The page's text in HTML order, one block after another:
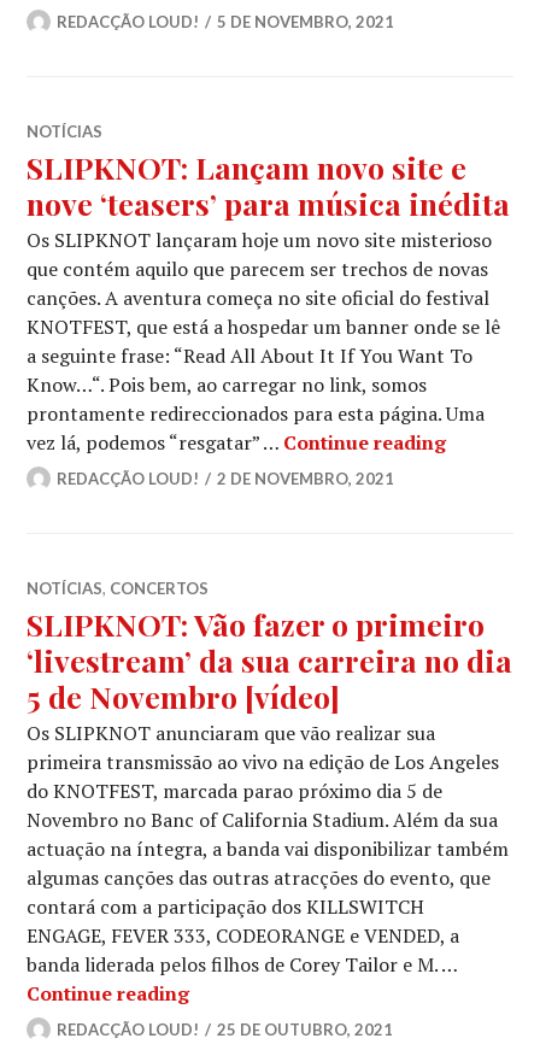
REDACÇÃO LOUD! 5 DE NOVEMBRO, 2021
NOTÍCIAS
SLIPKNOT: Lançam novo site e
nove ‘teasers’ para música inédita
Os SLIPKNOT lançaram hoje um novo site misterioso
que contém aquilo que parecem ser trechos de novas
canções. A aventura começa no site oficial do festival
KNOTFEST, que está a hospedar um banner onde se lê
a seguinte frase: “Read All About It If You Want To
Know…“. Pois bem, ao carregar no link, somos
prontamente redireccionados para esta página. Uma
vez lá, podemos “resgatar” … Continue reading
REDACÇÃO LOUD! 2 DE NOVEMBRO, 2021
NOTÍCIAS, CONCERTOS
SLIPKNOT: Vão fazer o primeiro
‘livestream’ da sua carreira no dia
5 de Novembro [vídeo]
Os SLIPKNOT anunciaram que vão realizar sua
primeira transmissão ao vivo na edição de Los Angeles
do KNOTFEST, marcada parao próximo dia 5 de
Novembro no Banc of California Stadium. Além da sua
actuação na íntegra, a banda vai disponibilizar também
algumas canções das outras atracções do evento, que
contará com a participação dos KILLSWITCH
ENGAGE, FEVER 333, CODEORANGE e VENDED, a
banda liderada pelos filhos de Corey Tailor e M. …
Continue readingSLIPKNOT: Vão fazer o primeiro
REDACÇÃO LOUD! 25 DE OUTUBRO, 2021